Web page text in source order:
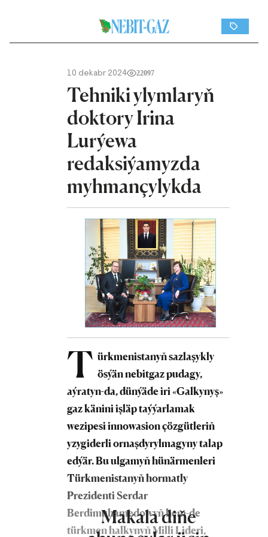
10 dekabr 2024 22097
Tehniki ylymlaryň
doktory Irina
Lurýewa
redaksiýamyzda
myhmançylykda
T ürkmenistanyň sazlaşykly
ösýän nebitgaz pudagy,
aýratyn-da, dünýäde iri «Galkynyş»
gaz känini işläp taýýarlamak
wezipesi innowasion çözgütleriň
yzygiderli ornaşdyrylmagyny talap
edýär. Bu ulgamyň hünärmenleri
Türkmenistanyň hormatly
Prezidenti Serdar
Berdimuhamedowyň hem-de
türkmen halkynyň Milli Lideri,
Makala diňe